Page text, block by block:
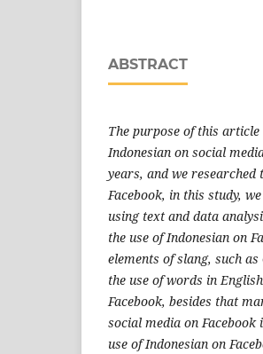
ABSTRACT
The purpose of this
Indonesian on social
years, and we researched
Facebook, in this study,
using text and data
the use of Indonesian on
elements of slang, such
the use of words in
Facebook, besides that
social media on Facebook
use of Indonesian on